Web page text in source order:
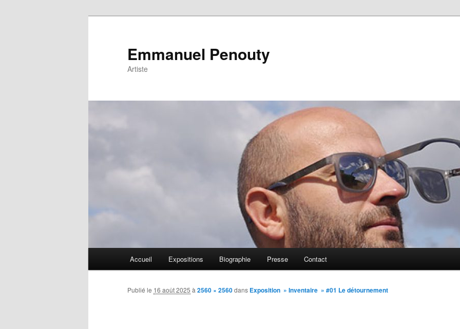
Emmanuel Penouty
Artiste
Aller
au
Accueil Expositions Biographie Presse Contact
Publié le 16 août 2025 à2560 × 2560dans Exposition » Inventaire » #01 Le détournement